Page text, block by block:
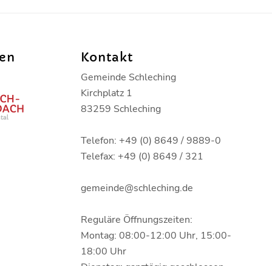
Kontakt
Gemeinde Schleching
Kirchplatz 1
83259 Schleching
Telefon: +49 (0) 8649 / 9889-0
Telefax: +49 (0) 8649 / 321
gemeinde@schleching.de
Reguläre Öffnungszeiten:
Montag: 08:00-12:00 Uhr, 15:00-
18:00 Uhr